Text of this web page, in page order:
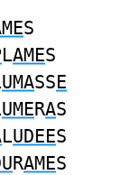
S
LAMES
UMASSE
UMERAS
LUDEES
RAMES